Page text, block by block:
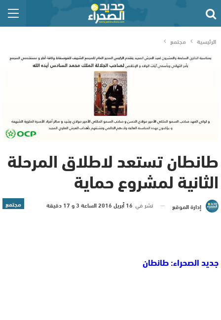
الرئيسية مجتمع
طانطان تستعد لاطلاق المرحلة
الثانية لمشروع حماية
مجتمع إدارة الموقع نشر في 16 أبريل 2016 الساعة 3 و 17 دقيقة
جديد الصحراء: طانطان